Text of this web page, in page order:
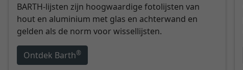
BARTH-lijsten zijn hoogwaardige fotolijsten van
hout en aluminium met glas en achterwand en
gelden als de norm voor wissellijsten.
Ontdek Barth®